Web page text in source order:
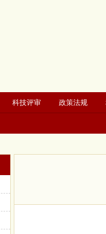
科技评审 政策法规